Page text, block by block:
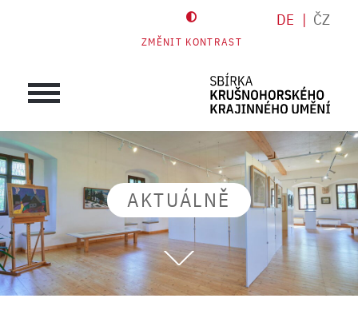
ZMĚNIT KONTRAST
DE ČZ
AKTUÁLNĚ